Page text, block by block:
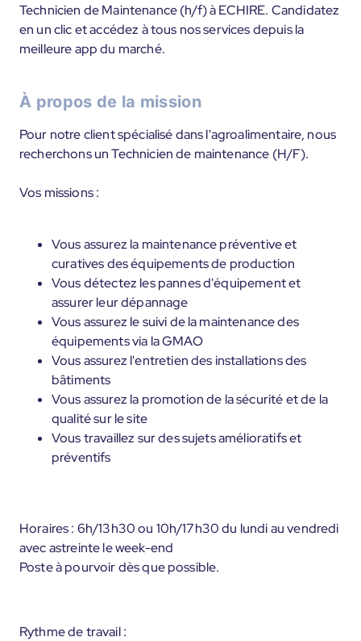
Technicien de Maintenance (h/f) à ECHIRE. Candidatez
en un clic et accédez à tous nos services depuis la
meilleure app du marché.
À propos de la mission
Pour notre client spécialisé dans l'agroalimentaire, nous
recherchons un Technicien de maintenance (H/F).
Vos missions :
Vous assurez la maintenance préventive et
curatives des équipements de production
Vous détectez les pannes d'équipement et
assurer leur dépannage
Vous assurez le suivi de la maintenance des
équipements via la GMAO
Vous assurez l'entretien des installations des
bâtiments
Vous assurez la promotion de la sécurité et de la
qualité sur le site
Vous travaillez sur des sujets amélioratifs et
préventifs
Horaires : 6h/13h30 ou 10h/17h30 du lundi au vendredi
avec astreinte le week-end
Poste à pourvoir dès que possible.
Rythme de travail :